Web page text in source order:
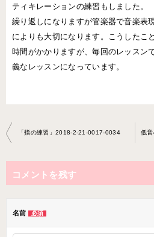
ティキレーションの練習もしました。
繰り返しになりますが管楽器で音楽表
によりも大切になります。こうしたこ
時間がかかりますが、毎回のレッスン
義なレッスンになっています。
投
稿
ナ
ビ
「指の練習」2018-2-21-0017-0034
コメントを残す
名前 必須